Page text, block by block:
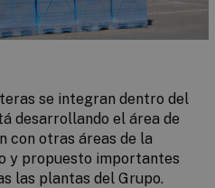
se integran dentro del
desarrollando el área de
con otras áreas de la
y propuesto importantes
las plantas del Grupo.